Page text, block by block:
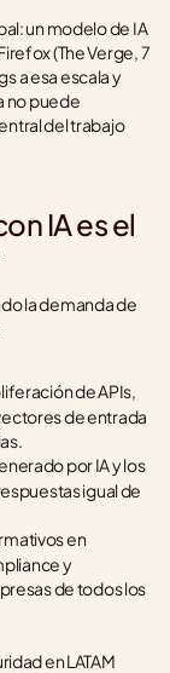
un modelo de IA
(The Verge, 7
a esa escala y
no puede
del trabajo
IA es el
la demanda de
de APIs,
de entrada
por IA y los
igual de
en
y
de todos los
en LATAM